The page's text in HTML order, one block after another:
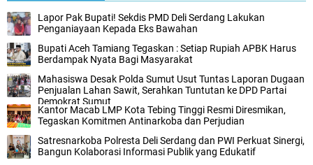
Lapor Pak Bupati! Sekdis PMD Deli Serdang Lakukan
Penganiayaan Kepada Eks Bawahan ‎
Bupati Aceh Tamiang Tegaskan : Setiap Rupiah APBK Harus
Berdampak Nyata Bagi Masyarakat
Mahasiswa Desak Polda Sumut Usut Tuntas Laporan Dugaan
Penjualan Lahan Sawit, Serahkan Tuntutan ke DPD Partai
Demokrat Sumut
Kantor Macab LMP Kota Tebing Tinggi Resmi Diresmikan,
Tegaskan Komitmen Antinarkoba dan Perjudian
Satresnarkoba Polresta Deli Serdang dan PWI Perkuat Sinergi,
Bangun Kolaborasi Informasi Publik yang Edukatif